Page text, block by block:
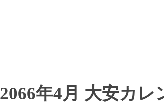
2066年4月 大安カレ